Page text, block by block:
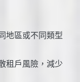
地區或不同類型
租戶風險，減少